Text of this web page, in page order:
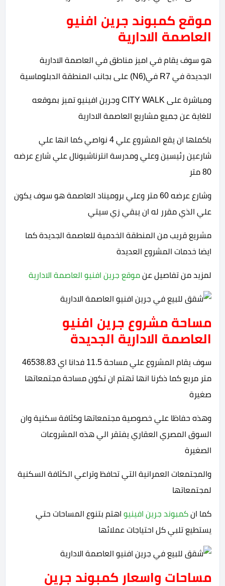
موقع كمبوند جرين افنيو
العاصمة الادارية
هو سوف يقام في اميز مناطق في العاصمة الادارية
الجديدة في R7 في(N6) على بجانب المنطقة الدبلوماسية
ومباشرة على CITY WALK وجرين افينيو تميز بموقعه
للغاية عن جميع مشاريع العاصمة الادارية
باكملها ان يقع المشروع علي 4 نواصي كما انها علي
شارعين رئيسين وعلي ومدرسة انترناشيونال علي شارع عرضه
80 متر
وشارع عرضه 60 متر وعلي بروميناد العاصمة هو سوف يكون
علي الذي مقرر له ان يبقي زي سيتي
مشريع قريب من المنطقة الخدمية للعاصمة الجديدة كما
ايضا خدمات المشروع العديدة
لمزيد من تفاصيل عن موقع جرين افنيو العاصمة الادارية
مساحة مشروع جرين افنيو
العاصمة الادارية الجديدة
سوف يقام المشروع علي مساحة 11.5 فدانا اي 46538.83
متر مربع كما ذكرنا انها تهتم ان تكون مساحة مجتمعاتها
صغيرة
وهذه حفاظا علي خصوصية مجتمعاتها وكثافة سكنية وان
السوق المصري العقاري يفتقر الي هذه المشروعات
الصغيرة
والمجتمعات العمرانية التي تحافظ وتراعي الكثافة السكنية
لمجتمعاتها
كما ان كمبوند جرين افينيو اهتم بتنوع المساحات حتي
يستطيع تلبي كل احتياجات عملائها
مساحات واسعار كمبوند جرين